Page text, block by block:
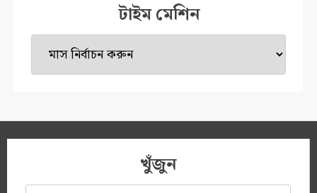
টাইম মেশিন
টাইম
মেশিন
খুঁজুন
অনুসন্ধানঃ